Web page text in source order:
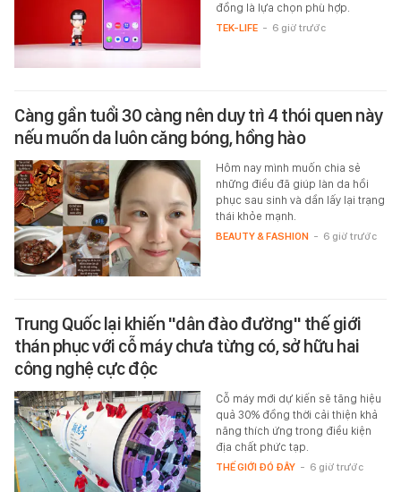
đồng là lựa chọn phù hợp.
TEK-LIFE - 6 giờ trước
Càng gần tuổi 30 càng nên duy trì 4 thói quen này
nếu muốn da luôn căng bóng, hồng hào
Hôm nay mình muốn chia sẻ
những điều đã giúp làn da hồi
phục sau sinh và dần lấy lại trạng
thái khỏe mạnh.
BEAUTY & FASHION - 6 giờ trước
Trung Quốc lại khiến "dân đào đường" thế giới
thán phục với cỗ máy chưa từng có, sở hữu hai
công nghệ cực độc
Cỗ máy mới dự kiến sẽ tăng hiệu
quả 30% đồng thời cải thiện khả
năng thích ứng trong điều kiện
địa chất phức tạp.
THẾ GIỚI ĐÓ ĐÂY - 6 giờ trước